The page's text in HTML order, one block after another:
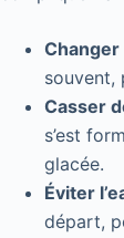
Changer
souvent,
Casser
s’est
glacée.
Éviter
départ,